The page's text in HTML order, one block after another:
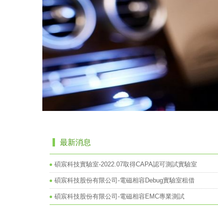
最新消息
碩宸科技實驗室-2022.07取得CAPA認可測試實驗室
碩宸科技股份有限公司-電磁相容Debug實驗室租借
碩宸科技股份有限公司-電磁相容EMC專業測試